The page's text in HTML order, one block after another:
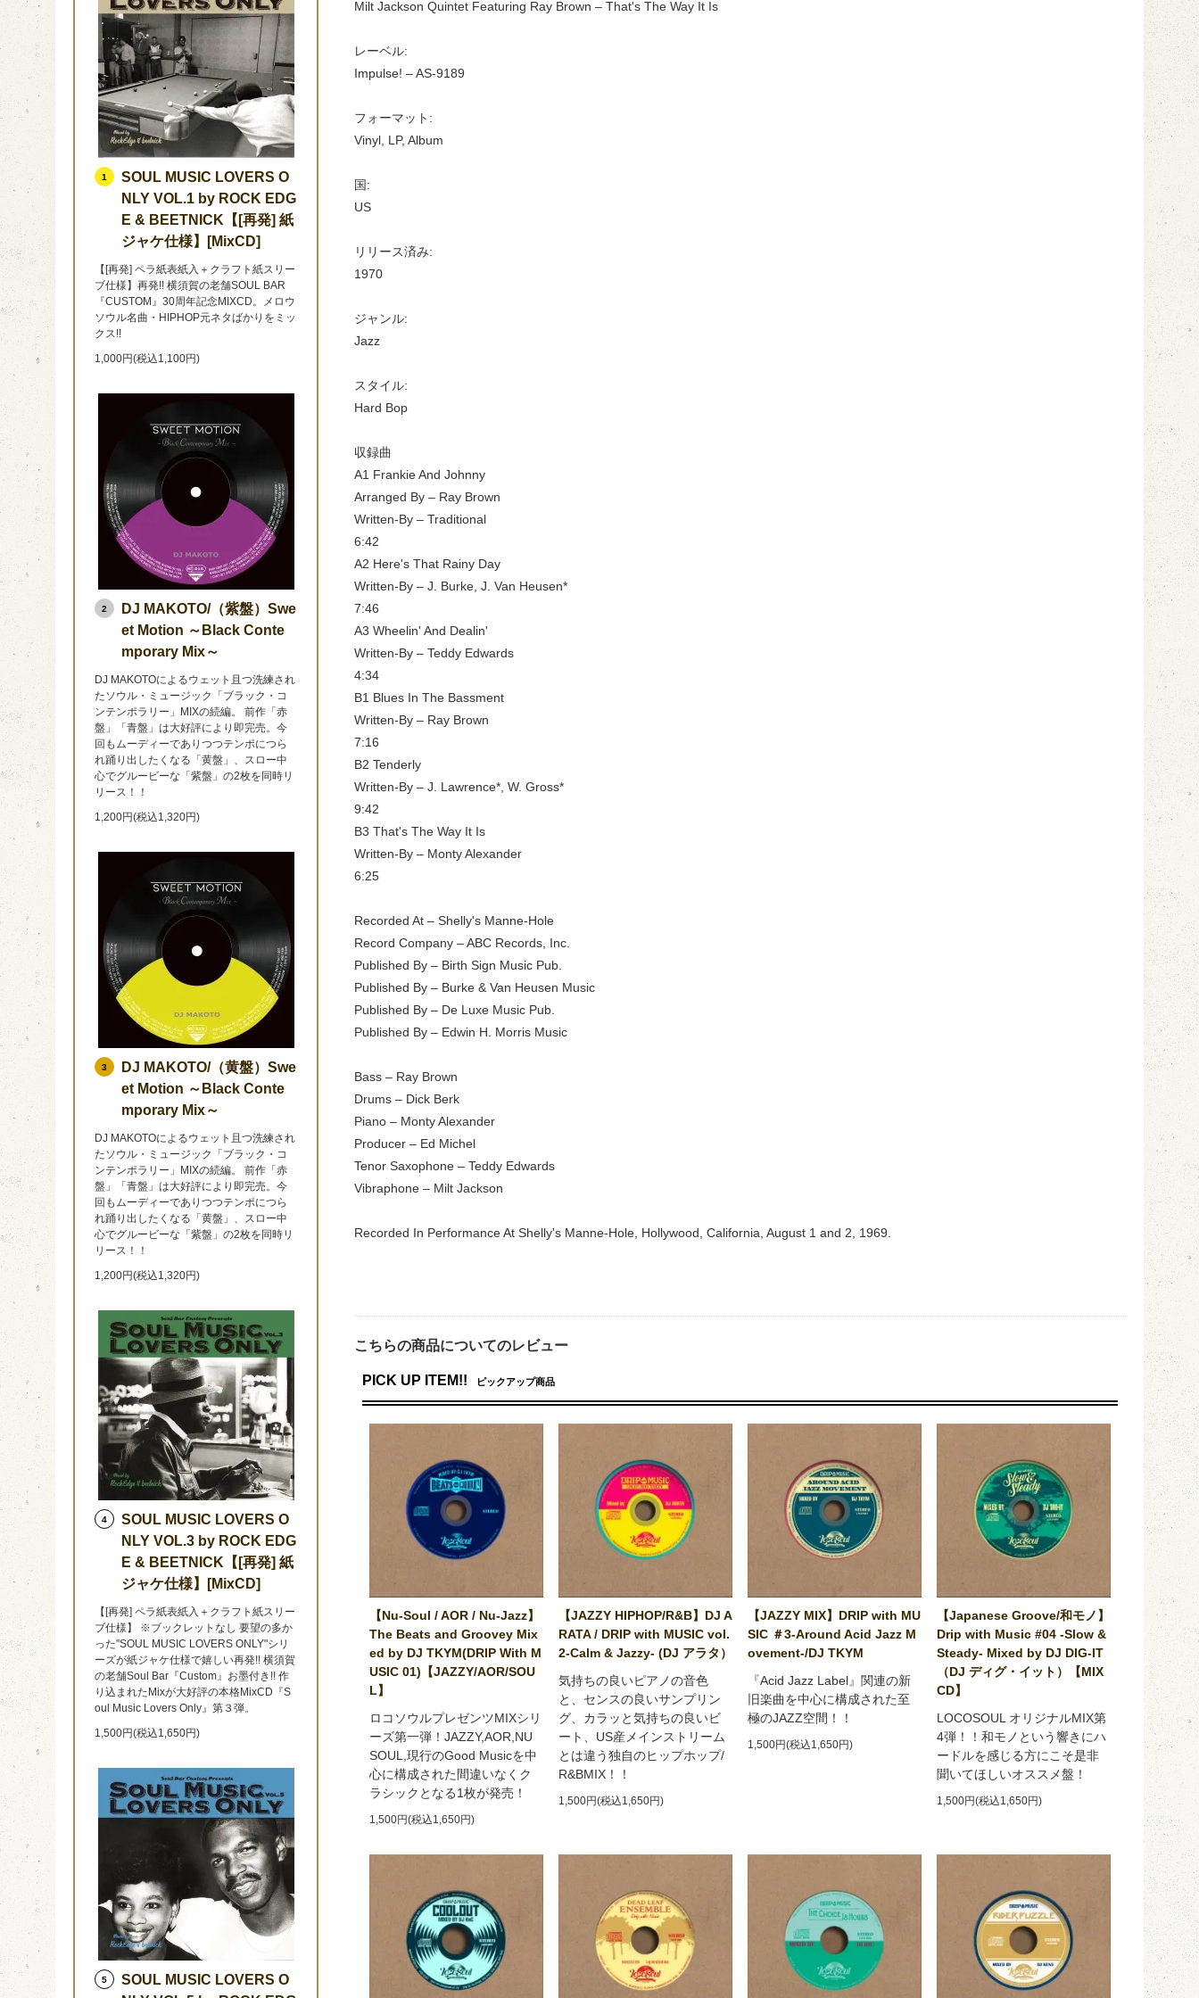
Milt Jackson Quintet Featuring Ray Brown ‎– That's The Way It Is
レーベル:
Impulse! ‎– AS-9189
フォーマット:
Vinyl, LP, Album
国:
US
リリース済み:
1970
ジャンル:
Jazz
スタイル:
Hard Bop
収録曲
A1 Frankie And Johnny
Arranged By – Ray Brown
Written-By – Traditional
6:42
A2 Here's That Rainy Day
Written-By – J. Burke, J. Van Heusen*
7:46
A3 Wheelin' And Dealin'
Written-By – Teddy Edwards
4:34
B1 Blues In The Bassment
Written-By – Ray Brown
7:16
B2 Tenderly
Written-By – J. Lawrence*, W. Gross*
9:42
B3 That's The Way It Is
Written-By – Monty Alexander
6:25
Recorded At – Shelly's Manne-Hole
Record Company – ABC Records, Inc.
Published By – Birth Sign Music Pub.
Published By – Burke & Van Heusen Music
Published By – De Luxe Music Pub.
Published By – Edwin H. Morris Music
Bass – Ray Brown
Drums – Dick Berk
Piano – Monty Alexander
Producer – Ed Michel
Tenor Saxophone – Teddy Edwards
Vibraphone – Milt Jackson
Recorded In Performance At Shelly's Manne-Hole, Hollywood, California, August 1 and 2, 1969.
こちらの商品についてのレビュー
PICK UP ITEM!! ピックアップ商品
【Nu-Soul / AOR / Nu-Jazz】
The Beats and Groovey Mix
ed by DJ TKYM(DRIP With M
USIC 01)【JAZZY/AOR/SOU
L】
ロコソウルプレゼンツMIXシリ
ーズ第一弾！JAZZY,AOR,NU
SOUL,現行のGood Musicを中
心に構成された間違いなくク
ラシックとなる1枚が発売！
1,500円(税込1,650円)
【JAZZY HIPHOP/R&B】DJ A
RATA / DRIP with MUSIC vol.
2-Calm & Jazzy- (DJ アラタ）
気持ちの良いピアノの音色
と、センスの良いサンプリン
グ、カラッと気持ちの良いビ
ート、US産メインストリーム
とは違う独自のヒップホップ/
R&BMIX！！
1,500円(税込1,650円)
【JAZZY MIX】DRIP with MU
SIC ＃3-Around Acid Jazz M
ovement-/DJ TKYM
『Acid Jazz Label』関連の新
旧楽曲を中心に構成された至
極のJAZZ空間！！
1,500円(税込1,650円)
【Japanese Groove/和モノ】
Drip with Music #04 -Slow &
Steady- Mixed by DJ DIG-IT
（DJ ディグ・イット）【MIX
CD】
LOCOSOUL オリジナルMIX第
4弾！！和モノという響きにハ
ードルを感じる方にこそ是非
聞いてほしいオススメ盤！
1,500円(税込1,650円)
1
SOUL MUSIC LOVERS O
NLY VOL.1 by ROCK EDG
E & BEETNICK【[再発] 紙
ジャケ仕様】[MixCD]
【[再発] ペラ紙表紙入＋クラフト紙スリー
ブ仕様】再発!! 横須賀の老舗SOUL BAR
『CUSTOM』30周年記念MIXCD。メロウ
ソウル名曲・HIPHOP元ネタばかりをミッ
クス!!
1,000円(税込1,100円)
2
DJ MAKOTO/（紫盤）Swe
et Motion ～Black Conte
mporary Mix～
DJ MAKOTOによるウェット且つ洗練され
たソウル・ミュージック「ブラック・コ
ンテンポラリー」MIXの続編。 前作「赤
盤」「青盤」は大好評により即完売。今
回もムーディーでありつつテンポにつら
れ踊り出したくなる「黄盤」、スロー中
心でグルービーな「紫盤」の2枚を同時リ
リース！！
1,200円(税込1,320円)
3
DJ MAKOTO/（黄盤）Swe
et Motion ～Black Conte
mporary Mix～
DJ MAKOTOによるウェット且つ洗練され
たソウル・ミュージック「ブラック・コ
ンテンポラリー」MIXの続編。 前作「赤
盤」「青盤」は大好評により即完売。今
回もムーディーでありつつテンポにつら
れ踊り出したくなる「黄盤」、スロー中
心でグルービーな「紫盤」の2枚を同時リ
リース！！
1,200円(税込1,320円)
4
SOUL MUSIC LOVERS O
NLY VOL.3 by ROCK EDG
E & BEETNICK【[再発] 紙
ジャケ仕様】[MixCD]
【[再発] ペラ紙表紙入＋クラフト紙スリー
ブ仕様】 ※ブックレットなし 要望の多か
った"SOUL MUSIC LOVERS ONLY"シリ
ーズが紙ジャケ仕様で嬉しい再発!! 横須賀
の老舗Soul Bar『Custom』お墨付き!! 作
り込まれたMixが大好評の本格MixCD『S
oul Music Lovers Only』第３弾。
1,500円(税込1,650円)
5
SOUL MUSIC LOVERS O